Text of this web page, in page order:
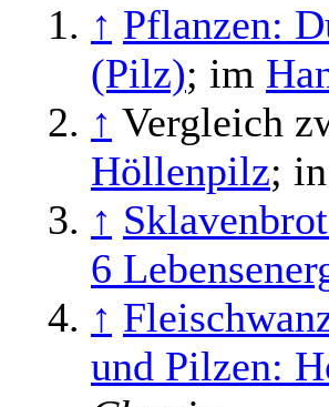
↑ Pflanzen:
(Pilz); im
↑ Vergleich
Höllenpilz;
↑
6
↑
und Pilzen: